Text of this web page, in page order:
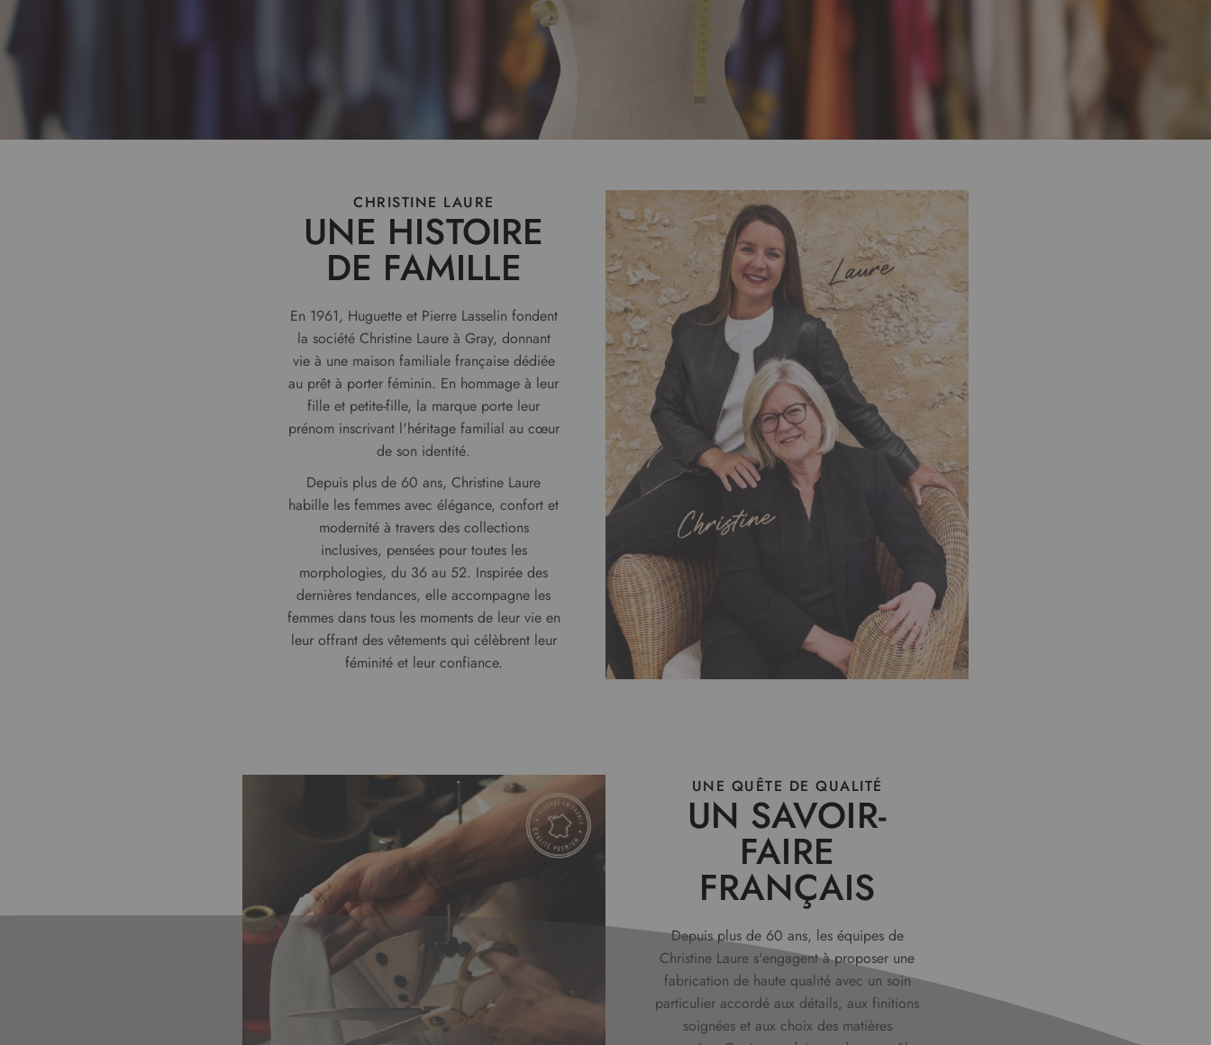
CHRISTINE LAURE
UNE HISTOIRE
DE FAMILLE
En 1961, Huguette et Pierre Lasselin fondent
la société Christine Laure à Gray, donnant
vie à une maison familiale française dédiée
au prêt à porter féminin. En hommage à leur
fille et petite-fille, la marque porte leur
prénom inscrivant l'héritage familial au cœur
de son identité.
Depuis plus de 60 ans, Christine Laure
habille les femmes avec élégance, confort et
modernité à travers des collections
inclusives, pensées pour toutes les
morphologies, du 36 au 52. Inspirée des
dernières tendances, elle accompagne les
femmes dans tous les moments de leur vie en
leur offrant des vêtements qui célèbrent leur
féminité et leur confiance.
UNE QUÊTE DE QUALITÉ
UN SAVOIR-
FAIRE
FRANÇAIS
Depuis plus de 60 ans, les équipes de
Christine Laure s'engagent à proposer une
fabrication de haute qualité avec un soin
particulier accordé aux détails, aux finitions
soignées et aux choix des matières